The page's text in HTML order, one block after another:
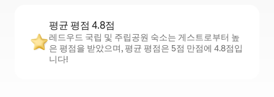
평균 평점 4.8점
레드우드 국립 및 주립공원 숙소는 게스트로부터 높
은 평점을 받았으며, 평균 평점은 5점 만점에 4.8점입
니다!